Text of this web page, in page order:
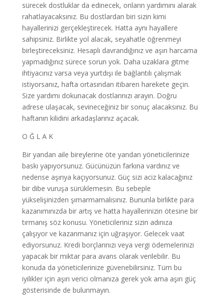
sürecek dostluklar da edinecek, onların yardımını alarak
rahatlayacaksınız. Bu dostlardan biri sizin kimi
hayallerinizi gerçekleştirecek. Hatta aynı hayallere
sahipsiniz. Birlikte yol alacak, seyahatle öğrenmeyi
birleştireceksiniz. Hesaplı davrandığınız ve aşırı harcama
yapmadığınız sürece sorun yok. Daha uzaklara gitme
ihtiyacınız varsa veya yurtdışı ile bağlantılı çalışmak
istiyorsanız, hafta ortasından itibaren harekete geçin.
Size yardımı dokunacak dostlarınızı arayın. Doğru
adrese ulaşacak, sevineceğiniz bir sonuç alacaksınız. Bu
haftanın kilidini arkadaşlarınız açacak.
O Ğ L A K
Bir yandan aile bireylerine öte yandan yöneticilerinize
baskı yapıyorsunuz. Gücünüzün farkına vardınız ve
nedense aşırıya kaçıyorsunuz. Güç sizi aciz kalacağınız
bir dibe vuruşa sürüklemesin. Bu sebeple
yükselişinizden şımarmamalısınız. Bununla birlikte para
kazanımınızda bir artış ve hatta hayallerinizin ötesine bir
tırmanış söz konusu. Yöneticileriniz sizin adınıza
çalışıyor ve kazanmanız için uğraşıyor. Gelecek vaat
ediyorsunuz. Kredi borçlarınızı veya vergi ödemelerinizi
yapacak bir miktar para avans olarak verilebilir. Bu
konuda da yöneticilerinize güvenebilirsiniz. Tüm bu
iyilikler için aşırı verici olmanıza gerek yok ama aşırı güç
gösterisinde de bulunmayın.